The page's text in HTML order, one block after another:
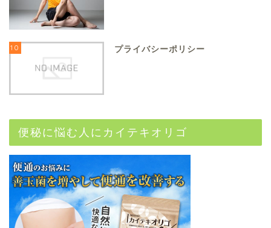
10 プライバシーポリシー
便秘に悩む人にカイテキオリゴ